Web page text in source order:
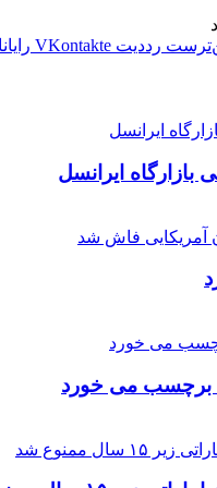
‫رددیت ‫VKontakte
برچسب می خورد